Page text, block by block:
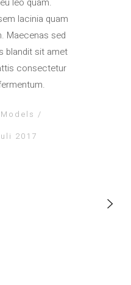
lacinia quam
Maecenas sed
blandit sit amet
consectetur
Models
2017